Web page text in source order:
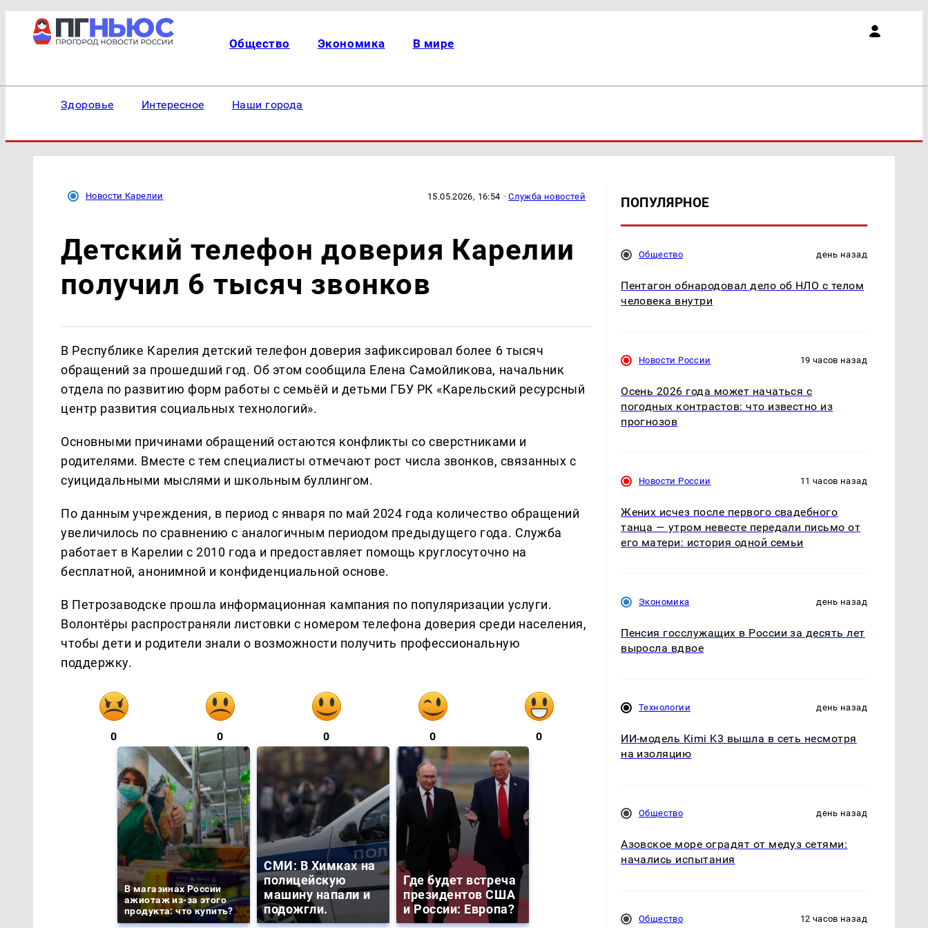
Общество Экономика В мире
Здоровье Интересное Наши города
Новости Карелии 15.05.2026, 16:54 ·Служба новостей
Детский телефон доверия Карелии
получил 6 тысяч звонков
В Республике Карелия детский телефон доверия зафиксировал более 6 тысяч
обращений за прошедший год. Об этом сообщила Елена Самойликова, начальник
отдела по развитию форм работы с семьёй и детьми ГБУ РК «Карельский ресурсный
центр развития социальных технологий».
Основными причинами обращений остаются конфликты со сверстниками и
родителями. Вместе с тем специалисты отмечают рост числа звонков, связанных с
суицидальными мыслями и школьным буллингом.
По данным учреждения, в период с января по май 2024 года количество обращений
увеличилось по сравнению с аналогичным периодом предыдущего года. Служба
работает в Карелии с 2010 года и предоставляет помощь круглосуточно на
бесплатной, анонимной и конфиденциальной основе.
В Петрозаводске прошла информационная кампания по популяризации услуги.
Волонтёры распространяли листовки с номером телефона доверия среди населения,
чтобы дети и родители знали о возможности получить профессиональную
поддержку.
0 0 0 0 0
В магазинах России
ажиотаж из-за этого
продукта: что купить?
СМИ: В Химках на
полицейскую
машину напали и
подожгли.
Где будет встреча
президентов США
и России: Европа?
ПОПУЛЯРНОЕ
Общество день назад
Пентагон обнародовал дело об НЛО с телом
человека внутри
Новости России 19 часов назад
Осень 2026 года может начаться с
погодных контрастов: что известно из
прогнозов
Новости России 11 часов назад
Жених исчез после первого свадебного
танца — утром невесте передали письмо от
его матери: история одной семьи
Экономика день назад
Пенсия госслужащих в России за десять лет
выросла вдвое
Технологии день назад
ИИ-модель Kimi K3 вышла в сеть несмотря
на изоляцию
Общество день назад
Азовское море оградят от медуз сетями:
начались испытания
Общество 12 часов назад